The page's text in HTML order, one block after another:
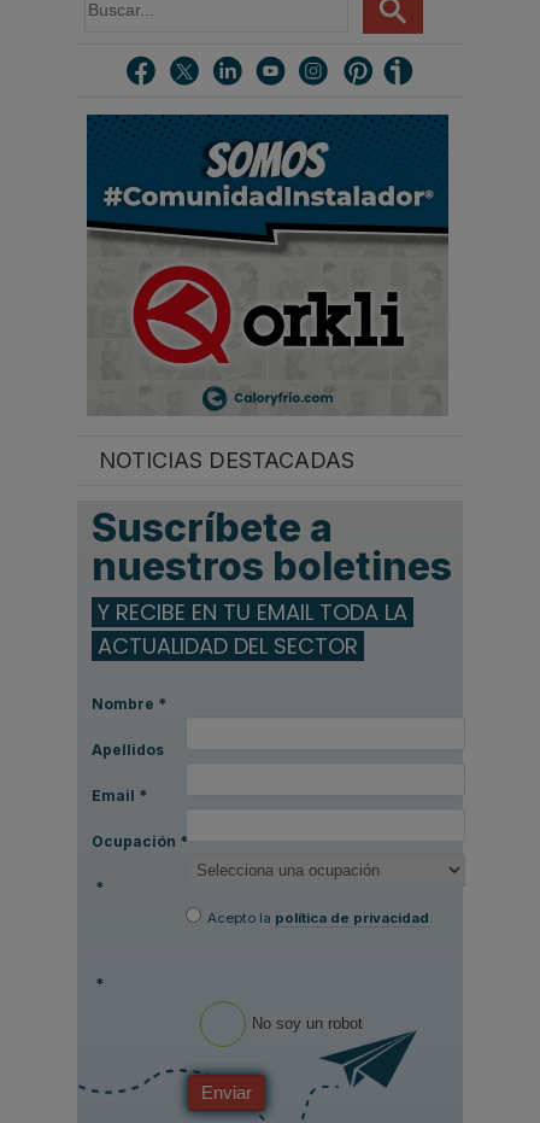
u
r
.
NOTICIAS DESTACADAS
Suscríbete a
nuestros boletines
Y RECIBE EN TU EMAIL TODA LA
ACTUALIDAD DEL SECTOR
Nombre *
Apellidos
Email *
Ocupación *
*
Acepto la política de privacidad.
*
No soy un robot
Enviar